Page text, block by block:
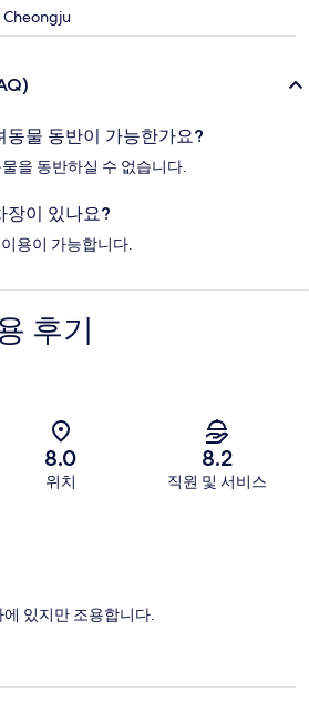
동물 동반이 가능한가요?
을 동반하실 수 없습니다.
장이 있나요?
용이 가능합니다.
후기
8.0
위치
8.2
직원 및 서비스
있지만 조용합니다.